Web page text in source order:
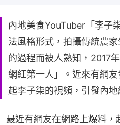
內地美食YouTuber「李子
法風格形式，拍攝傳統農
的過程而被人熟知，2017
網紅第一人」。近來有網
起李子柒的視頻，引發內地
最近有網友在網路上爆料